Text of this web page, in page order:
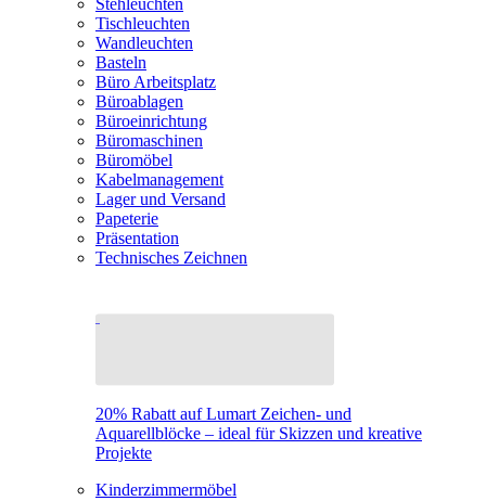
Stehleuchten
Tischleuchten
Wandleuchten
Basteln
Büro Arbeitsplatz
Büroablagen
Büroeinrichtung
Büromaschinen
Büromöbel
Kabelmanagement
Lager und Versand
Papeterie
Präsentation
Technisches Zeichnen
20% Rabatt auf Lumart Zeichen- und
Aquarellblöcke – ideal für Skizzen und kreative
Projekte
Kinderzimmermöbel